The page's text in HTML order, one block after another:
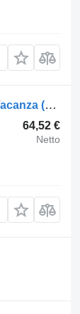
Volante Solaris vacanza (01.02-) 1203102600 per autobus Solaris Urbino, Alpino, Vacanza (1999-)
64,52 €
Netto